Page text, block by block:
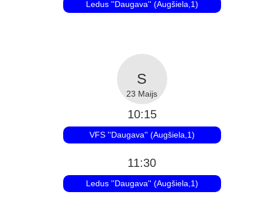
Ledus ''Daugava'' (Augšiela,1)
23 Maijs
10:15
VFS ''Daugava'' (Augšiela,1)
11:30
Ledus ''Daugava'' (Augšiela,1)